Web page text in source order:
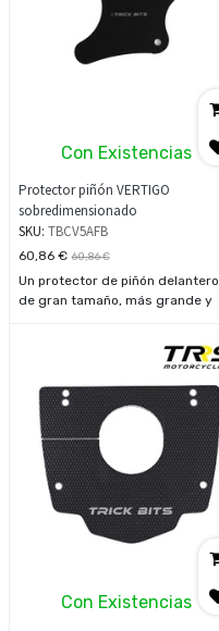
Con Existencias
Protector piñón VERTIGO
sobredimensionado
SKU: TBCV5AFB
60,86€ 60,86€
Un protector de piñón delantero
de gran tamaño, más grande y
Con Existencias